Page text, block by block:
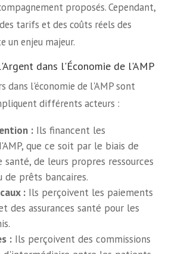
proposés. Cependant,
tarifs et des coûts réels des
un enjeu majeur.
dans l'Économie de l'AMP
dans l'économie de l'AMP sont
différents acteurs :
: Ils financent les
que ce soit par le biais de
santé, de leurs propres ressources
de prêts bancaires.
: Ils perçoivent les paiements
des assurances santé pour les
: Ils perçoivent des commissions